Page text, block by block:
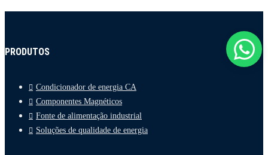
PRODUTOS
Condicionador de energia CA
Componentes Magnéticos
Fonte de alimentação industrial
Soluções de qualidade de energia